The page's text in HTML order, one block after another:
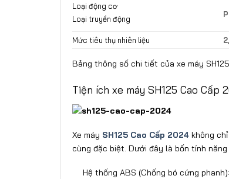
Loại động cơ
Loại truyền động
Mức tiêu thụ nhiên liệu
Bảng thông số chi tiết của xe máy
Tiện ích xe máy SH125 Cao Cấp
Xe máy SH125 Cao Cấp 2024 không
cùng đặc biệt. Dưới đây là bốn tính
Hệ thống ABS (Chống bó cứng